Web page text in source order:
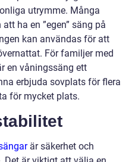
utrymme. Många
ha en ”egen” säng på
kan användas för att
För familjer med
en våningssäng ett
erbjuda sovplats för flera
för mycket plats.
är säkerhet och